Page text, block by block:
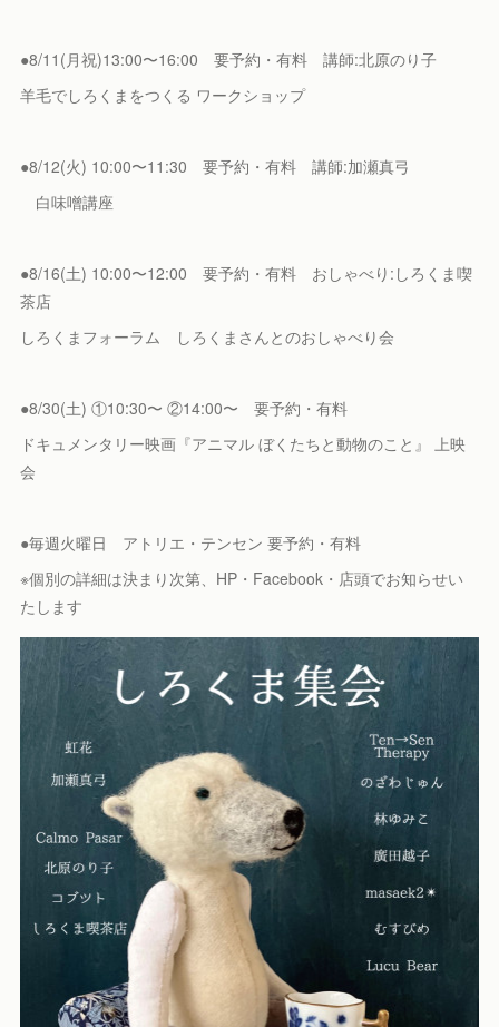
●8/11(月祝)13:00〜16:00 要予約・有料 講師:北原のり子
羊毛でしろくまをつくる ワークショップ
●8/12(火) 10:00〜11:30 要予約・有料 講師:加瀬真弓
白味噌講座
●8/16(土) 10:00〜12:00 要予約・有料 おしゃべり:しろくま喫
茶店
しろくまフォーラム しろくまさんとのおしゃべり会
●8/30(土) ①10:30〜 ②14:00〜 要予約・有料
ドキュメンタリー映画『アニマル ぼくたちと動物のこと』 上映
会
●毎週火曜日 アトリエ・テンセン 要予約・有料
※個別の詳細は決まり次第、HP・Facebook・店頭でお知らせい
たします